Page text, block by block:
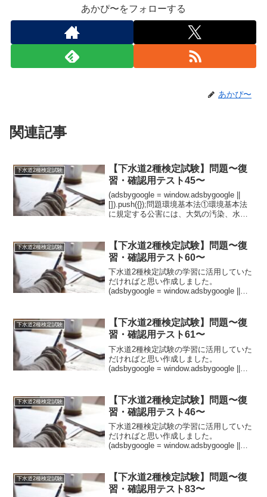
あかぴ〜をフォローする
あかぴ〜
関連記事
下水道2種検定試験
【下水道2種検定試験】問題〜復
習・確認用テスト45〜
(adsbygoogle = window.adsbygoogle ||
[]).push({});問題環境基本法①環境基本法
に規定する公害には、大気の汚染、水質
汚染...
下水道2種検定試験
【下水道2種検定試験】問題〜復
習・確認用テスト60〜
下水道2種検定試験の学習に活用していた
だければと思い作成しました。
(adsbygoogle = window.adsbygoogle ||
水管に...
下水道2種検定試験
【下水道2種検定試験】問題〜復
習・確認用テスト61〜
下水道2種検定試験の学習に活用していた
だければと思い作成しました。
(adsbygoogle = window.adsbygoogle ||
B:J】...
下水道2種検定試験
【下水道2種検定試験】問題〜復
習・確認用テスト46〜
下水道2種検定試験の学習に活用していた
だければと思い作成しました。
(adsbygoogle = window.adsbygoogle ||
特定施設に...
下水道2種検定試験
【下水道2種検定試験】問題〜復
習・確認用テスト83〜